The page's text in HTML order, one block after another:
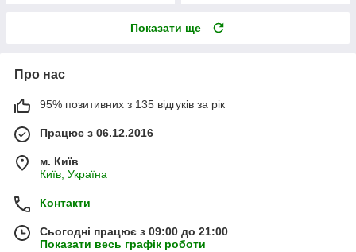
Показати ще
Про нас
95% позитивних з 135 відгуків за рік
Працює з 06.12.2016
м. Київ
Київ, Україна
Контакти
Сьогодні працює з 09:00 до 21:00
Показати весь графік роботи